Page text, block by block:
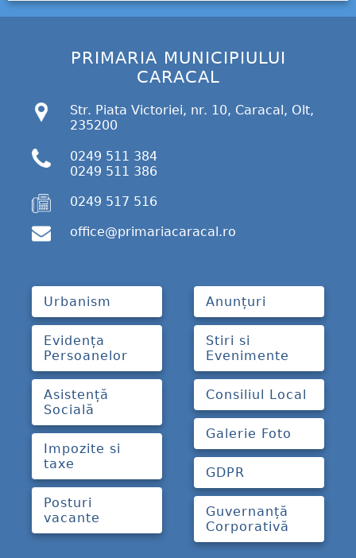
PRIMARIA MUNICIPIULUI
CARACAL
Str. Piata Victoriei, nr. 10, Caracal, Olt,
235200
0249 511 384
0249 511 386
0249 517 516
office@primariacaracal.ro
Urbanism
Evidența
Persoanelor
Asistență
Socială
Impozite si
taxe
Posturi
vacante
Anunțuri
Stiri si
Evenimente
Consiliul Local
Galerie Foto
GDPR
Guvernanță
Corporativă